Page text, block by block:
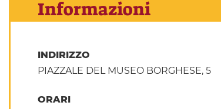
Informazioni
INDIRIZZO
PIAZZALE DEL MUSEO BORGHESE, 5
ORARI